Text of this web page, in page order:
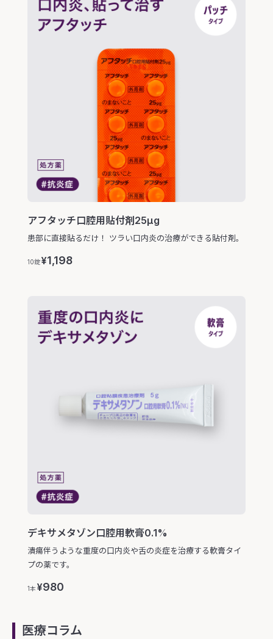
アフタッチ口腔用貼付剤25μg
患部に直接貼るだけ！ ツラい口内炎の治療ができる貼付剤。
10錠¥1,198
デキサメタゾン口腔用軟膏0.1%
潰瘍伴うような重度の口内炎や舌の炎症を治療する軟膏タイ
プの薬です。
1本 ¥980
医療コラム